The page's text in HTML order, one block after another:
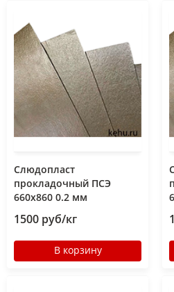
Слюдопласт
прокладочный ПСЭ
660x860 0.2 мм
1500 руб/кг
В корзину